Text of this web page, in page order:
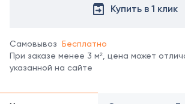
менеджером
Купить в 1 клик
Самовывоз Бесплатно
При заказе менее 3 м², цена может
указанной на сайте